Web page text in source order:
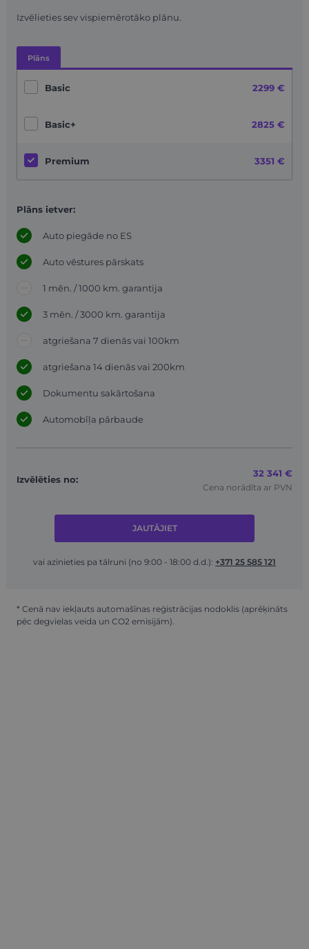
Izvēlieties sev vispiemērotāko plānu.
Plāns
Basic 2299 €
Basic+ 2825 €
Premium 3351 €
Plāns ietver:
Auto piegāde no ES
Auto vēstures pārskats
1 mēn. / 1000 km. garantija
3 mēn. / 3000 km. garantija
atgriešana 7 dienās vai 100km
atgriešana 14 dienās vai 200km
Dokumentu sakārtošana
Automobīļa pārbaude
Izvēlēties no:
32 341 €
Cena norādīta ar PVN
JAUTĀJIET
vai azinieties pa tālruni (no 9:00 - 18:00 d.d.): +371 25 585 121
* Cenā nav iekļauts automašīnas reģistrācijas nodoklis (aprēķināts
pēc degvielas veida un CO2 emisijām).